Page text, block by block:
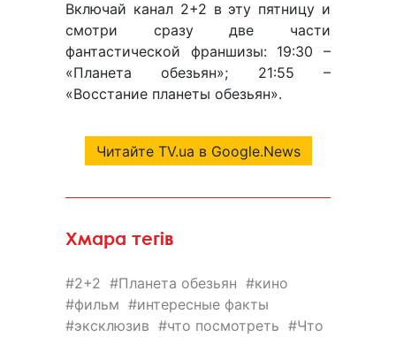
Включай канал 2+2 в эту пятницу и
смотри сразу две части
фантастической франшизы: 19:30 –
«Планета обезьян»; 21:55 –
«Восстание планеты обезьян».
Читайте TV.ua в Google.News
Хмара тегів
2+2 Планета обезьян
кино
фильм
интересные факты
эксклюзив
что посмотреть Что